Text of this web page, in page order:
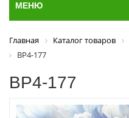
МЕНЮ
Главная Каталог товаров
ВР4-177
ВР4-177